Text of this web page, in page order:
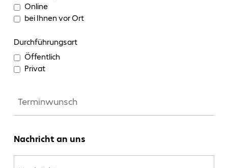
Online
bei Ihnen vor Ort
Durchführungsart
Öffentlich
Privat
Nachricht an uns